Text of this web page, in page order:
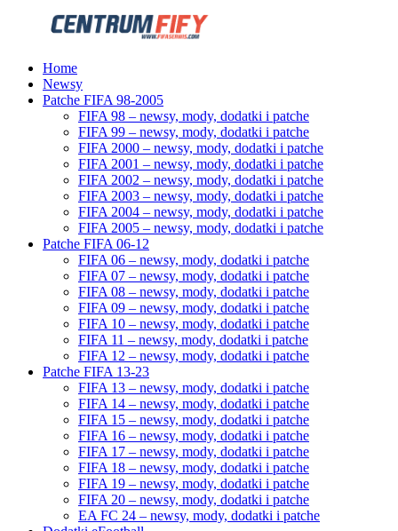
Home
Newsy
Patche FIFA 98-2005
FIFA 98 – newsy, mody, dodatki i patche
FIFA 99 – newsy, mody, dodatki i patche
FIFA 2000 – newsy, mody, dodatki i patche
FIFA 2001 – newsy, mody, dodatki i patche
FIFA 2002 – newsy, mody, dodatki i patche
FIFA 2003 – newsy, mody, dodatki i patche
FIFA 2004 – newsy, mody, dodatki i patche
FIFA 2005 – newsy, mody, dodatki i patche
Patche FIFA 06-12
FIFA 06 – newsy, mody, dodatki i patche
FIFA 07 – newsy, mody, dodatki i patche
FIFA 08 – newsy, mody, dodatki i patche
FIFA 09 – newsy, mody, dodatki i patche
FIFA 10 – newsy, mody, dodatki i patche
FIFA 11 – newsy, mody, dodatki i patche
FIFA 12 – newsy, mody, dodatki i patche
Patche FIFA 13-23
FIFA 13 – newsy, mody, dodatki i patche
FIFA 14 – newsy, mody, dodatki i patche
FIFA 15 – newsy, mody, dodatki i patche
FIFA 16 – newsy, mody, dodatki i patche
FIFA 17 – newsy, mody, dodatki i patche
FIFA 18 – newsy, mody, dodatki i patche
FIFA 19 – newsy, mody, dodatki i patche
FIFA 20 – newsy, mody, dodatki i patche
EA FC 24 – newsy, mody, dodatki i patche